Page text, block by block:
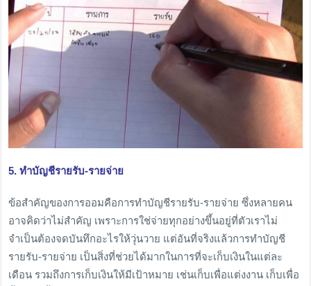
5. ทำบัญชีรายรับ-รายจ่าย
ข้อสำคัญของการออมคือการทำบัญชีรายรับ-รายจ่าย ซึ่งหลายคน
อาจคิดว่าไม่สำคัญ เพราะการใช่จ่ายทุกอย่างขึ้นอยู่ที่ตัวเราไม่
จำเป็นต้องจดบันทึกอะไรให้วุ่นวาย แต่อันที่จริงแล้วการทำบัญชี
รายรับ-รายจ่าย เป็นสิ่งที่ช่วยได้มากในการที่จะเก็บเงินในแต่ละ
เดือน รวมถึงการเก็บเงินให้มีเป้าหมาย เช่นเก็บเพื่อแต่งงาน เก็บเพื่อ